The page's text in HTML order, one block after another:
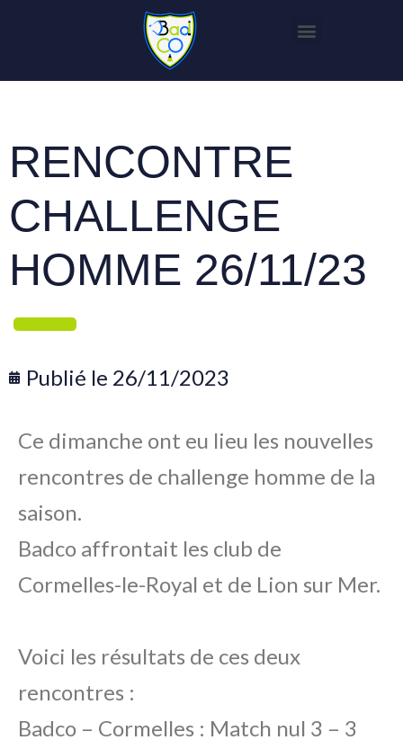
RENCONTRE
CHALLENGE
HOMME 26/11/23
Publié le 26/11/2023
Ce dimanche ont eu lieu les nouvelles
rencontres de challenge homme de la
saison.
Badco affrontait les club de
Cormelles-le-Royal et de Lion sur Mer.
Voici les résultats de ces deux
rencontres :
Badco – Cormelles : Match nul 3 – 3